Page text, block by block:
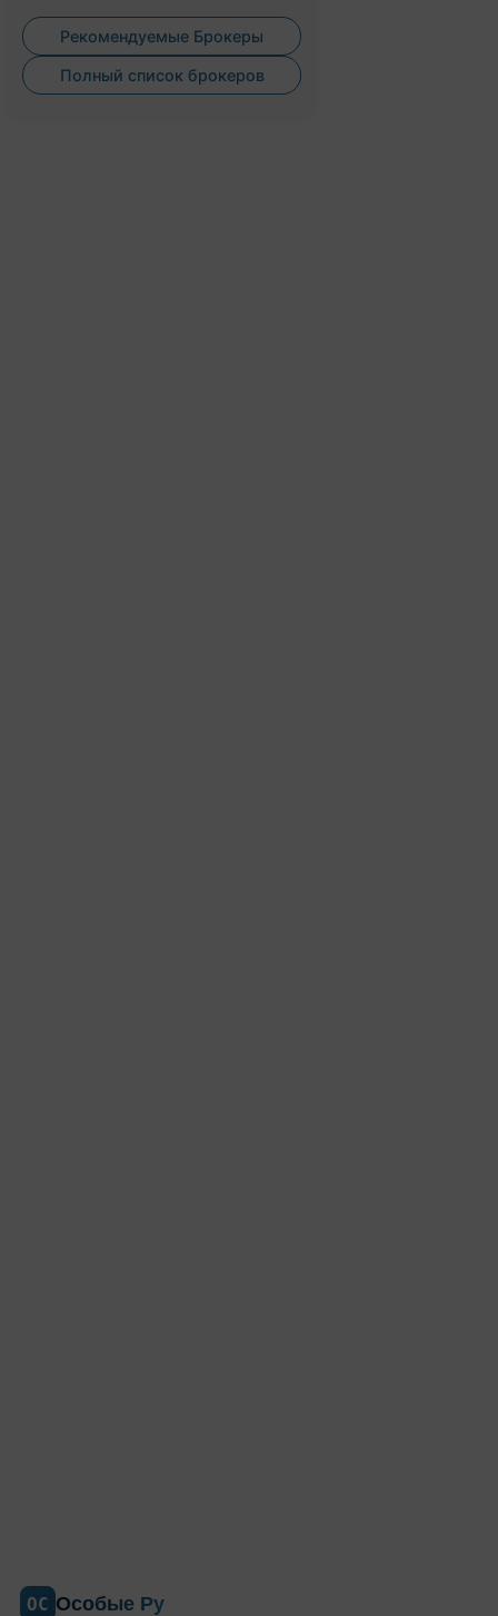
Рекомендуемые Брокеры
Полный список брокеров
ОС Особые Ру